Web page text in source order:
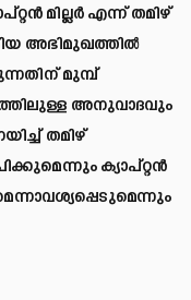
മില്ലർ എന്ന് തമിഴ്
അഭിമുഖത്തിൽ
മുമ്പ്
അനുവാദവും
തമിഴ്
ക്യാപ്റ്റൻ